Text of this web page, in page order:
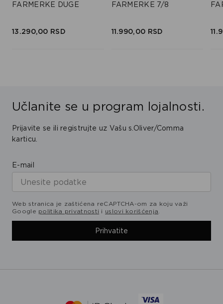
FARMERKE DUGE
13.290,00 RSD
FARMERKE 7/8
11.990,00 RSD
Učlanite se u program lojalnosti.
Prijavite se ili registrujte uz Vašu s.Oliver/Comma
karticu.
E-mail
Web stranica je zaštićena reCAPTCHA-om za koju važi
Google politika privatnosti i uslovi korišćenja.
Prihvatite